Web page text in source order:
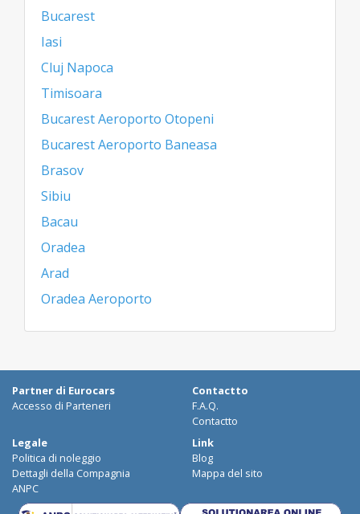
Bucarest
Iasi
Cluj Napoca
Timisoara
Bucarest Aeroporto Otopeni
Bucarest Aeroporto Baneasa
Brasov
Sibiu
Bacau
Oradea
Arad
Oradea Aeroporto
Partner di Eurocars
Accesso di Parteneri
Contactto
F.A.Q.
Contactto
Legale
Politica di noleggio
Dettagli della Compagnia
ANPC
Link
Blog
Mappa del sito